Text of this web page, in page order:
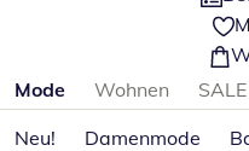
Produktkategorien
Mode Wohnen
Neu!
Damenmode